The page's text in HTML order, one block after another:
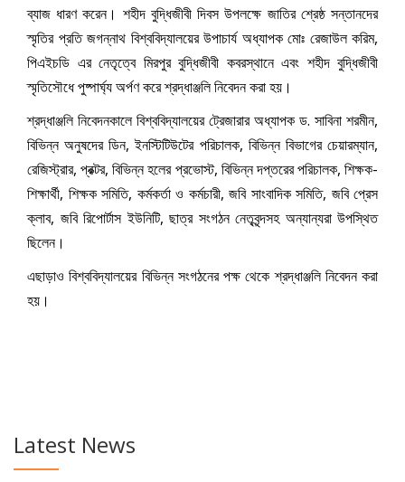
ব্যাজ ধারণ করেন। শহীদ বুদ্ধিজীবী দিবস উপলক্ষে জাতির শ্রেষ্ঠ সন্তানদের
স্মৃতির প্রতি জগন্নাথ বিশ্ববিদ্যালয়ের উপাচার্য অধ্যাপক মোঃ রেজাউল করিম,
পিএইচডি এর নেতৃত্বে মিরপুর বুদ্ধিজীবী কবরস্থানে এবং শহীদ বুদ্ধিজীবী
স্মৃতিসৌধে পুষ্পার্ঘ্য অর্পণ করে শ্রদ্ধাঞ্জলি নিবেদন করা হয়।
শ্রদ্ধাঞ্জলি নিবেদনকালে বিশ্ববিদ্যালয়ের ট্রেজারার অধ্যাপক ড. সাবিনা শরমীন,
বিভিন্ন অনুষদের ডিন, ইনস্টিটিউটের পরিচালক, বিভিন্ন বিভাগের চেয়ারম্যান,
রেজিস্ট্রার, প্রক্টর, বিভিন্ন হলের প্রভোস্ট, বিভিন্ন দপ্তরের পরিচালক, শিক্ষক-
শিক্ষার্থী, শিক্ষক সমিতি, কর্মকর্তা ও কর্মচারী, জবি সাংবাদিক সমিতি, জবি প্রেস
ক্লাব, জবি রিপোর্টাস ইউনিটি, ছাত্র সংগঠন নেতৃবৃন্দসহ অন্যান্যরা উপস্থিত
ছিলেন।
এছাড়াও বিশ্ববিদ্যালয়ের বিভিন্ন সংগঠনের পক্ষ থেকে শ্রদ্ধাঞ্জলি নিবেদন করা
হয়।
Latest News